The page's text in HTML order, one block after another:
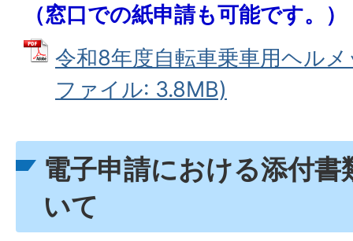
（窓口での紙申請も可能です。）
令和8年度自転車乗車用ヘル
ファイル: 3.8MB)
電子申請における添付
いて